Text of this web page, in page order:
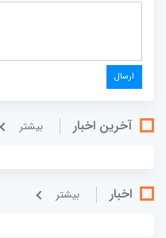
آخرین اخبار بيشتر
اخبار بيشتر